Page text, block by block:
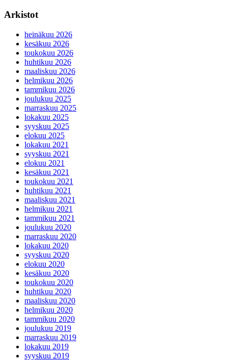
Arkistot
heinäkuu 2026
kesäkuu 2026
toukokuu 2026
huhtikuu 2026
maaliskuu 2026
helmikuu 2026
tammikuu 2026
joulukuu 2025
marraskuu 2025
lokakuu 2025
syyskuu 2025
elokuu 2025
lokakuu 2021
syyskuu 2021
elokuu 2021
kesäkuu 2021
toukokuu 2021
huhtikuu 2021
maaliskuu 2021
helmikuu 2021
tammikuu 2021
joulukuu 2020
marraskuu 2020
lokakuu 2020
syyskuu 2020
elokuu 2020
kesäkuu 2020
toukokuu 2020
huhtikuu 2020
maaliskuu 2020
helmikuu 2020
tammikuu 2020
joulukuu 2019
marraskuu 2019
lokakuu 2019
syyskuu 2019